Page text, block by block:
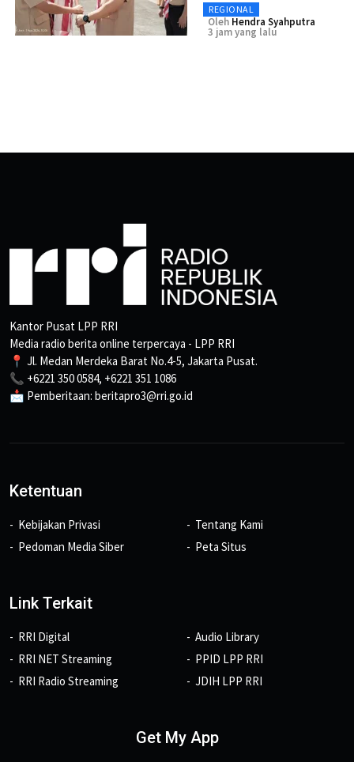
REGIONAL
Oleh Hendra Syahputra
3 jam yang lalu
Kantor Pusat LPP RRI
Media radio berita online terpercaya - LPP RRI
📍 Jl. Medan Merdeka Barat No.4-5, Jakarta Pusat.
📞 +6221 350 0584, +6221 351 1086
📩 Pemberitaan: beritapro3@rri.go.id
Ketentuan
Kebijakan Privasi
Pedoman Media Siber
Tentang Kami
Peta Situs
Link Terkait
RRI Digital
RRI NET Streaming
RRI Radio Streaming
Audio Library
PPID LPP RRI
JDIH LPP RRI
Get My App